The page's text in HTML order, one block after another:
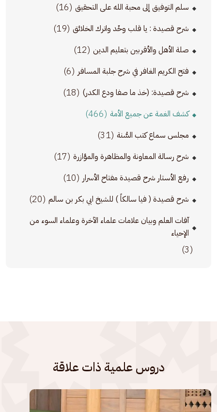
سلم التوفيق إلى محبة الله على التحقيق (16)
شرح قصيدة : يا قلب وحِّد واترك الخلائق (19)
صلة الأهل والأقربين بتعليم الدين (12)
فتح الكريم الغافر في شرح جلبة المسافر (6)
شرح قصيدة: (خذ ما صفا ودع الكدر) (18)
كشف الغمة عن جميع الأمة (466)
مجلس سماع كتب السُّنة (31)
شرح رسالة المعاونة والمظاهرة والمؤازرة (17)
رفع الأستار شرح قصيدة مفتاح الأسرار (10)
شرح قصيدة ( فيا سالكاً ) للشيخ ابي بكر بن سالم (20)
آفات العلم وبيان علامات علماء الآخرة وعلماء السوء من
الإحياء
(3)
دروس علمية ذات علاقة
الصورة